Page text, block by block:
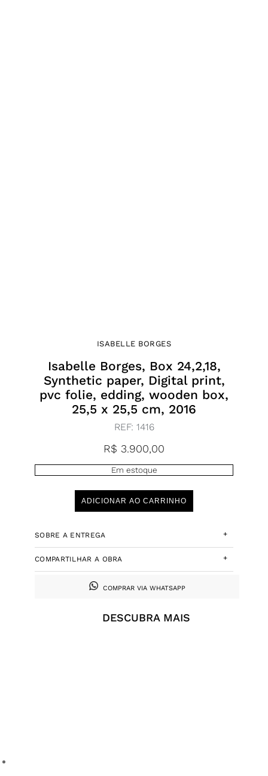
ISABELLE BORGES
Isabelle Borges, Box 24,2,18,
Synthetic paper, Digital print,
pvc folie, edding, wooden box,
25,5 x 25,5 cm, 2016
REF: 1416
R$ 3.900,00
Em estoque
ADICIONAR AO CARRINHO
SOBRE A ENTREGA +
COMPARTILHAR A OBRA +
COMPRAR VIA WHATSAPP
DESCUBRA MAIS